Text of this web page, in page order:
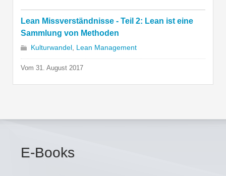
Lean Missverständnisse - Teil 2: Lean ist eine
Sammlung von Methoden
Kulturwandel Lean Management
Vom 31. August 2017
E-Books